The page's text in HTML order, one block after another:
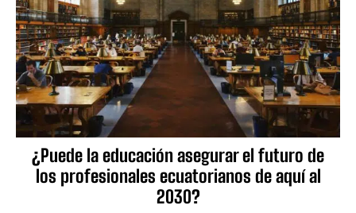
¿Puede la educación asegurar el futuro de
los profesionales ecuatorianos de aquí al
2030?